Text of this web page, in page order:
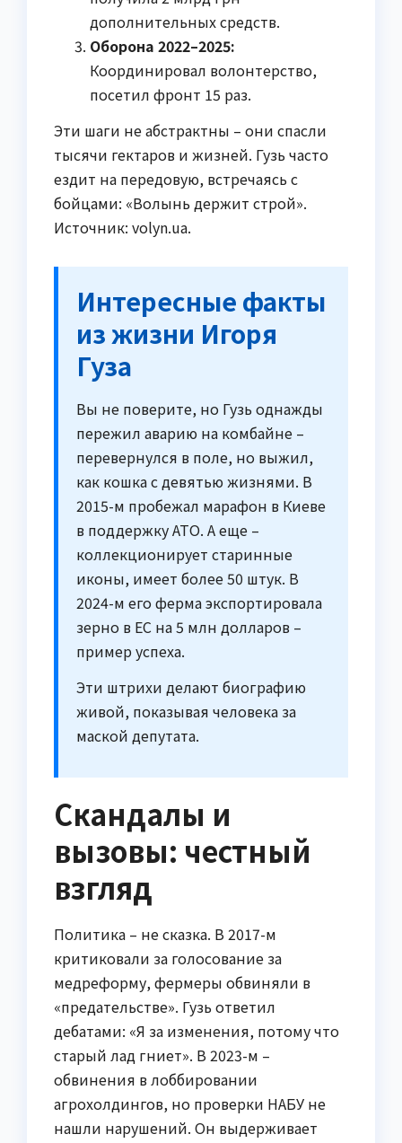
дополнительных средств.
Оборона 2022–2025:
Координировал волонтерство,
посетил фронт 15 раз.
Эти шаги не абстрактны – они спасли
тысячи гектаров и жизней. Гузь часто
ездит на передовую, встречаясь с
бойцами: «Волынь держит строй».
Источник: volyn.ua.
Интересные факты
из жизни Игоря
Гуза
Вы не поверите, но Гузь однажды
пережил аварию на комбайне –
перевернулся в поле, но выжил,
как кошка с девятью жизнями. В
2015-м пробежал марафон в Киеве
в поддержку АТО. А еще –
коллекционирует старинные
иконы, имеет более 50 штук. В
2024-м его ферма экспортировала
зерно в ЕС на 5 млн долларов –
пример успеха.
Эти штрихи делают биографию
живой, показывая человека за
маской депутата.
Скандалы и
вызовы: честный
взгляд
Политика – не сказка. В 2017-м
критиковали за голосование за
медреформу, фермеры обвиняли в
«предательстве». Гузь ответил
дебатами: «Я за изменения, потому что
старый лад гниет». В 2023-м –
обвинения в лоббировании
агрохолдингов, но проверки НАБУ не
нашли нарушений. Он выдерживает